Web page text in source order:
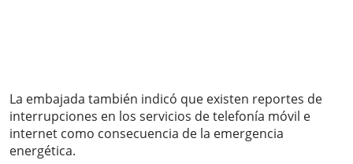
La embajada también indicó que existen reportes de
interrupciones en los servicios de telefonía móvil e
internet como consecuencia de la emergencia
energética.